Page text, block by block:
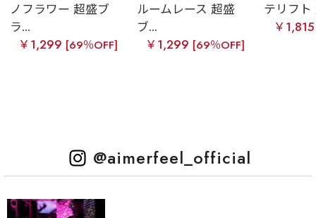
ノフラワー 超盛ブ
ラ...
￥1,299 [69％OFF]
ルームレース 超盛
ブ...
￥1,299 [69％OFF]
テリフト
￥
@aimerfeel_official